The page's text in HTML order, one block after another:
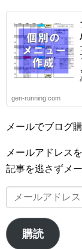
gen-running.com
メールでブログ
メールアドレス
記事を逃さずメ
ー
ル
ア
購読